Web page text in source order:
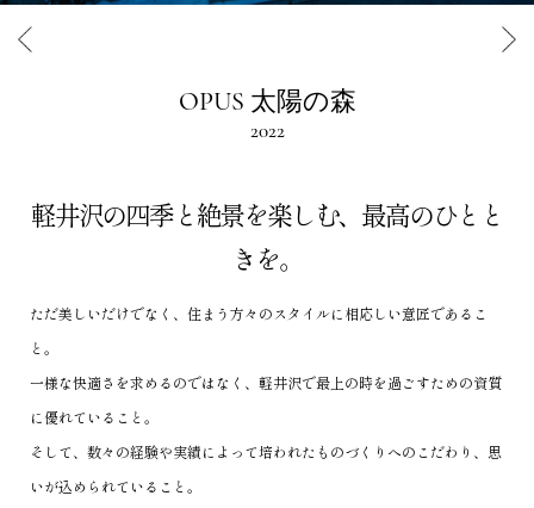
OPUS 太陽の森
2022
軽井沢の四季と絶景を楽しむ、最高のひとと
きを。
ただ美しいだけでなく、住まう方々のスタイルに相応しい意匠であるこ
と。
一様な快適さを求めるのではなく、軽井沢で最上の時を過ごすための資質
に優れていること。
そして、数々の経験や実績によって培われたものづくりへのこだわり、思
いが込められていること。